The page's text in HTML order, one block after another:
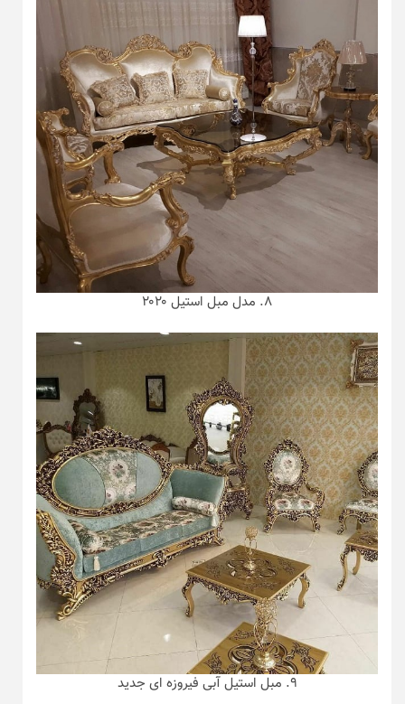
۸. مدل مبل استیل ۲۰۲۰
۹. مبل استیل آبی فیروزه ای جدید